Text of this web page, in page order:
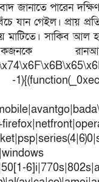
জানাতে পারেন
যান গেইল। প্রায়
মাটিতে। সাকিব আল